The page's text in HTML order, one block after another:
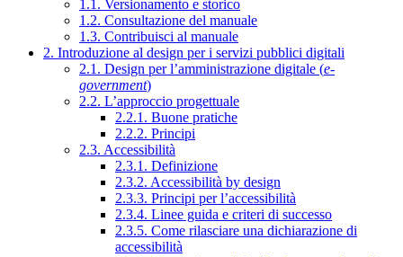
1.1. Versionamento e storico
1.2. Consultazione del manuale
1.3. Contribuisci al manuale
2. Introduzione al design per i servizi pubblici digitali
2.1. Design per l’amministrazione digitale (e-
government)
2.2. L’approccio progettuale
2.2.1. Buone pratiche
2.2.2. Principi
2.3. Accessibilità
2.3.1. Definizione
2.3.2. Accessibilità by design
2.3.3. Principi per l’accessibilità
2.3.4. Linee guida e criteri di successo
2.3.5. Come rilasciare una dichiarazione di
accessibilità